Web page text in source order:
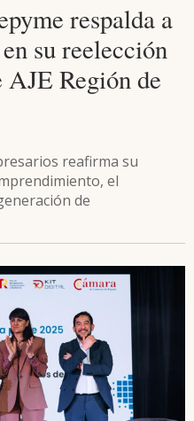
respalda a
su reelección
AJE Región de
reafirma su
el
de